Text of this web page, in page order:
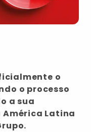
o
o processo
a sua
América Latina